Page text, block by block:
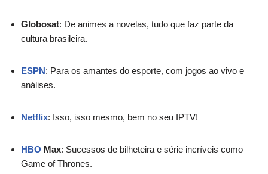
Globosat: De animes a novelas, tudo que faz parte da
cultura brasileira.
ESPN: Para os amantes do esporte, com jogos ao vivo e
análises.
Netflix: Isso, isso mesmo, bem no seu IPTV!
HBO Max: Sucessos de bilheteira e série incríveis como
Game of Thrones.